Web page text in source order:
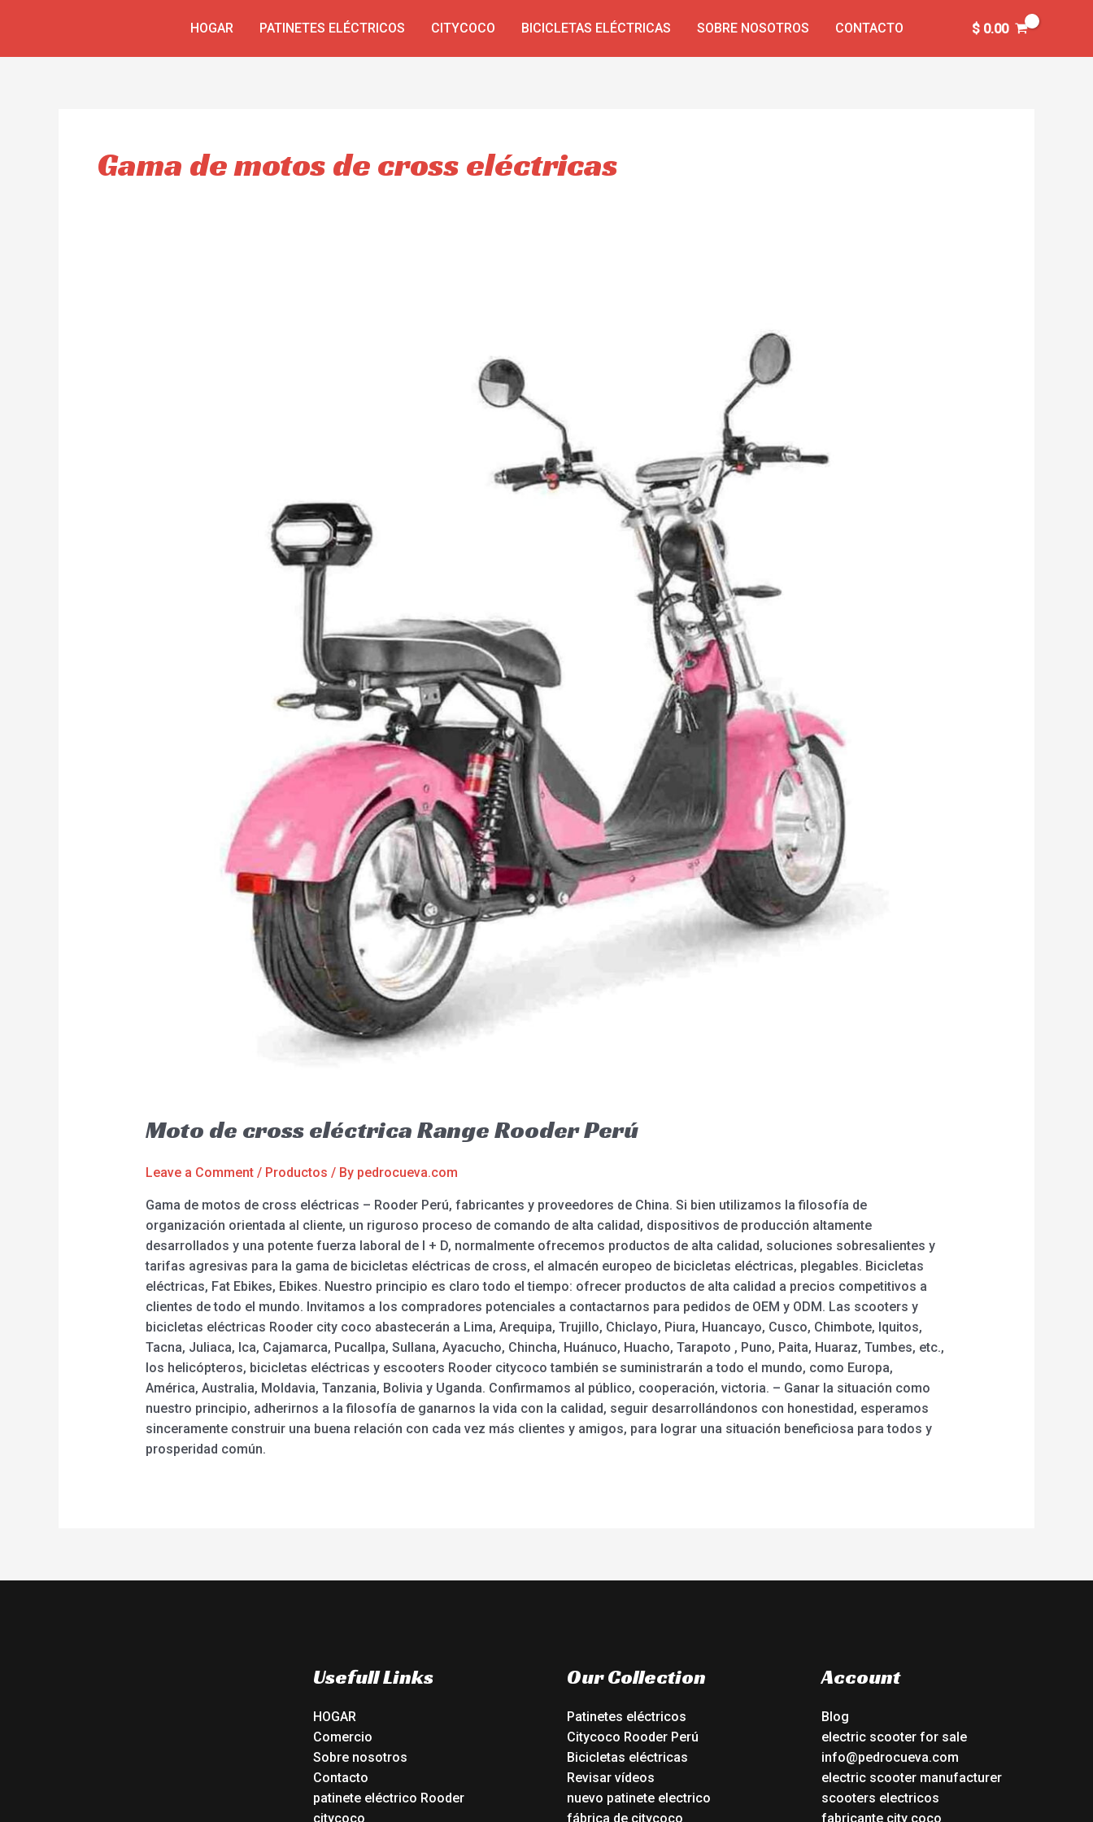
HOGAR PATINETES ELÉCTRICOS CITYCOCO BICICLETAS ELÉCTRICAS SOBRE NOSOTROS CONTACTO $0.00
Gama de motos de cross eléctricas
Moto de cross eléctrica Range Rooder Perú
Leave a Comment / Productos / By pedrocueva.com
Gama de motos de cross eléctricas – Rooder Perú, fabricantes y proveedores de China. Si bien utilizamos la filosofía de
organización orientada al cliente, un riguroso proceso de comando de alta calidad, dispositivos de producción altamente
desarrollados y una potente fuerza laboral de I + D, normalmente ofrecemos productos de alta calidad, soluciones sobresalientes y
tarifas agresivas para la gama de bicicletas eléctricas de cross, el almacén europeo de bicicletas eléctricas, plegables. Bicicletas
eléctricas, Fat Ebikes, Ebikes. Nuestro principio es claro todo el tiempo: ofrecer productos de alta calidad a precios competitivos a
clientes de todo el mundo. Invitamos a los compradores potenciales a contactarnos para pedidos de OEM y ODM. Las scooters y
bicicletas eléctricas Rooder city coco abastecerán a Lima, Arequipa, Trujillo, Chiclayo, Piura, Huancayo, Cusco, Chimbote, Iquitos,
Tacna, Juliaca, Ica, Cajamarca, Pucallpa, Sullana, Ayacucho, Chincha, Huánuco, Huacho, Tarapoto , Puno, Paita, Huaraz, Tumbes, etc.,
los helicópteros, bicicletas eléctricas y escooters Rooder citycoco también se suministrarán a todo el mundo, como Europa,
América, Australia, Moldavia, Tanzania, Bolivia y Uganda. Confirmamos al público, cooperación, victoria. – Ganar la situación como
nuestro principio, adherirnos a la filosofía de ganarnos la vida con la calidad, seguir desarrollándonos con honestidad, esperamos
sinceramente construir una buena relación con cada vez más clientes y amigos, para lograr una situación beneficiosa para todos y
prosperidad común.
Usefull Links
HOGAR
Comercio
Sobre nosotros
Contacto
patinete eléctrico Rooder
citycoco
Our Collection
Patinetes eléctricos
Citycoco Rooder Perú
Bicicletas eléctricas
Revisar vídeos
nuevo patinete electrico
fábrica de citycoco
Account
Blog
electric scooter for sale
info@pedrocueva.com
electric scooter manufacturer
scooters electricos
fabricante city coco